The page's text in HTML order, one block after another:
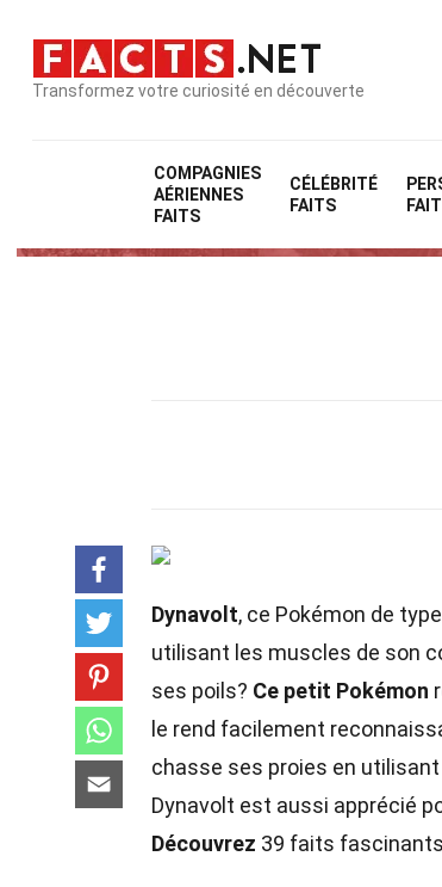
Transformez votre curiosité en découverte
COMPAGNIES
AÉRIENNES
FAITS
CÉLÉBRITÉ
FAITS
Dynavolt, ce Pokémon de
utilisant les muscles de son
ses poils? Ce petit Pokémon
le rend facilement
chasse ses proies en
Dynavolt est aussi apprécié
Découvrez 39 faits